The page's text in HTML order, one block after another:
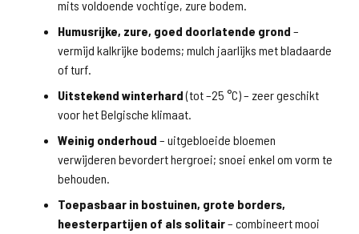
mits voldoende vochtige, zure bodem.
Humusrijke, zure, goed doorlatende grond –
vermijd kalkrijke bodems; mulch jaarlijks met bladaarde
of turf.
Uitstekend winterhard(tot –25 °C) – zeer geschikt
voor het Belgische klimaat.
Weinig onderhoud – uitgebloeide bloemen
verwijderen bevordert hergroei; snoei enkel om vorm te
behouden.
Toepasbaar in bostuinen, grote borders,
heesterpartijen of als solitair– combineert mooi